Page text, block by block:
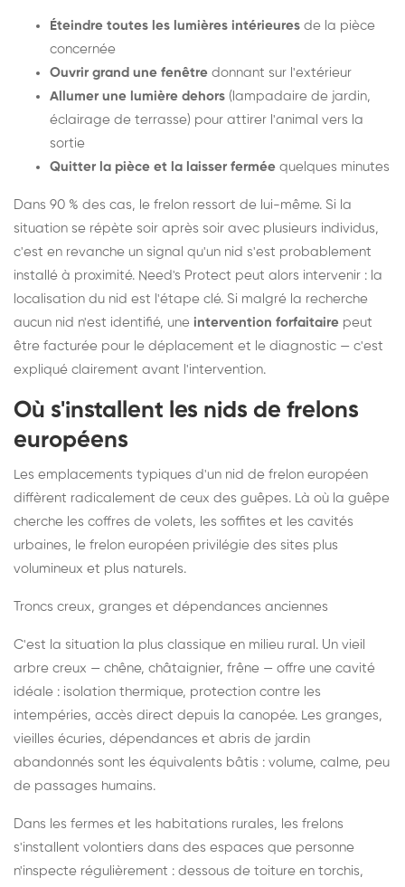
Éteindre toutes les lumières intérieures de la pièce
concernée
Ouvrir grand une fenêtre donnant sur l'extérieur
Allumer une lumière dehors (lampadaire de jardin,
éclairage de terrasse) pour attirer l'animal vers la
sortie
Quitter la pièce et la laisser fermée quelques minutes
Dans 90 % des cas, le frelon ressort de lui-même. Si la
situation se répète soir après soir avec plusieurs individus,
c'est en revanche un signal qu'un nid s'est probablement
installé à proximité. Need's Protect peut alors intervenir : la
localisation du nid est l'étape clé. Si malgré la recherche
aucun nid n'est identifié, une intervention forfaitaire peut
être facturée pour le déplacement et le diagnostic — c'est
expliqué clairement avant l'intervention.
Où s'installent les nids de frelons
européens
Les emplacements typiques d'un nid de frelon européen
diffèrent radicalement de ceux des guêpes. Là où la guêpe
cherche les coffres de volets, les soffites et les cavités
urbaines, le frelon européen privilégie des sites plus
volumineux et plus naturels.
Troncs creux, granges et dépendances anciennes
C'est la situation la plus classique en milieu rural. Un vieil
arbre creux — chêne, châtaignier, frêne — offre une cavité
idéale : isolation thermique, protection contre les
intempéries, accès direct depuis la canopée. Les granges,
vieilles écuries, dépendances et abris de jardin
abandonnés sont les équivalents bâtis : volume, calme, peu
de passages humains.
Dans les fermes et les habitations rurales, les frelons
s'installent volontiers dans des espaces que personne
n'inspecte régulièrement : dessous de toiture en torchis,